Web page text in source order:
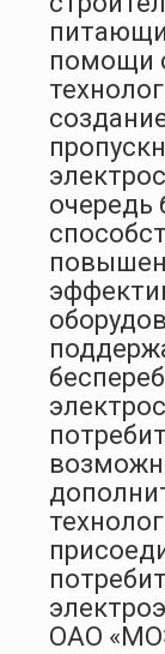
помощи
очередь
ОАО